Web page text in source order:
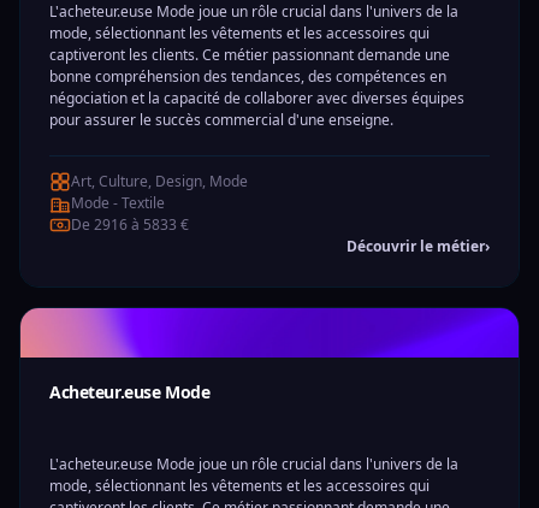
L'acheteur.euse Mode joue un rôle crucial dans l'univers de la
mode, sélectionnant les vêtements et les accessoires qui
captiveront les clients. Ce métier passionnant demande une
bonne compréhension des tendances, des compétences en
négociation et la capacité de collaborer avec diverses équipes
pour assurer le succès commercial d'une enseigne.
Art, Culture, Design, Mode
Mode - Textile
De 2916 à 5833 €
Découvrir le métier›
Acheteur.euse Mode
L'acheteur.euse Mode joue un rôle crucial dans l'univers de la
mode, sélectionnant les vêtements et les accessoires qui